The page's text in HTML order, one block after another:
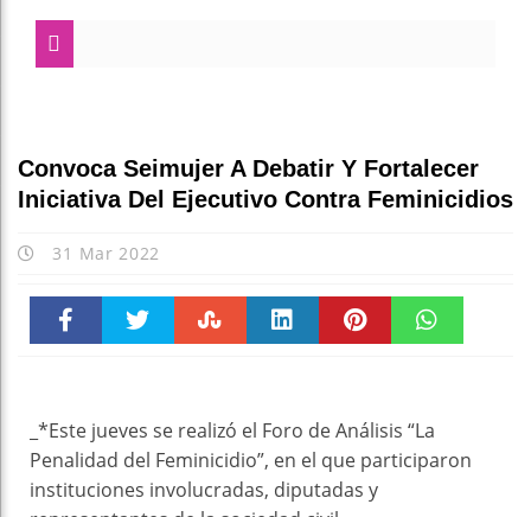
Convoca Seimujer A Debatir Y Fortalecer
Iniciativa Del Ejecutivo Contra Feminicidios
31 Mar 2022
_*Este jueves se realizó el Foro de Análisis “La
Penalidad del Feminicidio”, en el que participaron
instituciones involucradas, diputadas y